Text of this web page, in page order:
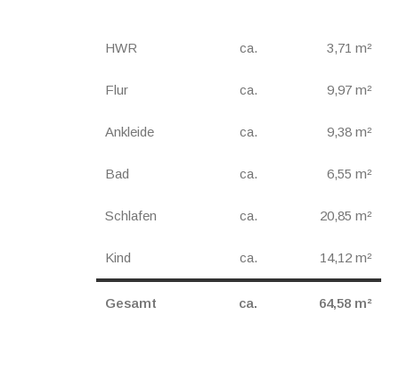
HWR ca. 3,71 m²
Flur ca. 9,97 m²
Ankleide ca. 9,38 m²
Bad ca. 6,55 m²
Schlafen ca. 20,85 m²
Kind ca. 14,12 m²
Gesamt ca. 64,58 m²